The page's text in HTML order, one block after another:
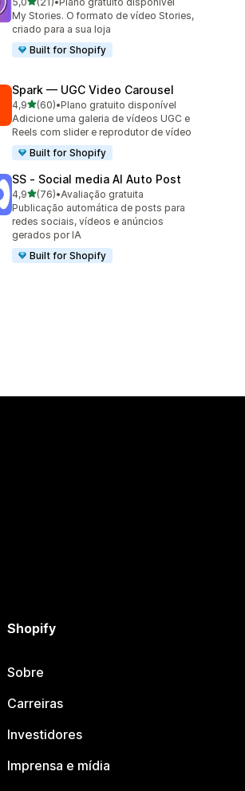
21 avaliações ao todo
My Stories. O formato de vídeo Stories,
criado para a sua loja
Built for Shopify
Spark — UGC Video Carousel
4,9de 5 estrelas
(60)
60 avaliações ao todo
•Plano gratuito disponível
Adicione uma galeria de vídeos UGC e
Reels com slider e reprodutor de vídeo
Built for Shopify
SS ‑ Social media AI Auto Post
4,9de 5 estrelas
(76)
76 avaliações ao todo
•Avaliação gratuita
Publicação automática de posts para
redes sociais, vídeos e anúncios
gerados por IA
Built for Shopify
Shopify
Sobre
Carreiras
Investidores
Imprensa e mídia